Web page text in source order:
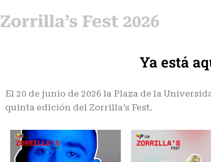
Zorrilla’s Fest 2026
Ya está
El 20 de junio de 2026 la Plaza de la
quinta edición del Zorrilla’s Fest.